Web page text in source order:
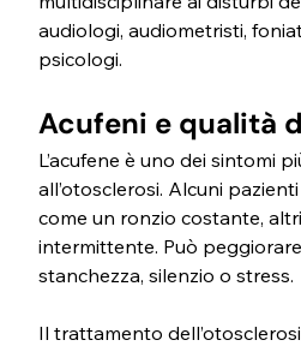
audiologi, audiometristi,
psicologi.
Acufeni e qualità
L’acufene è uno dei sintomi
all’otosclerosi. Alcuni
come un ronzio costante,
intermittente. Può
stanchezza, silenzio o stress.
Il trattamento